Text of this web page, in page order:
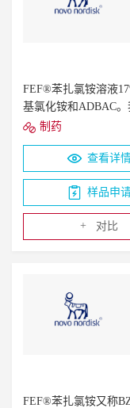
FEF®苯扎氯铵溶液
基氯化铵和ADBAC
微生物（革兰氏+和-
子剂，不会给成品配
基）二甲基氯化铵（
（约35%）。约50%
制药
查看详
样品申
+ 对比
FEF®苯扎氯铵又称